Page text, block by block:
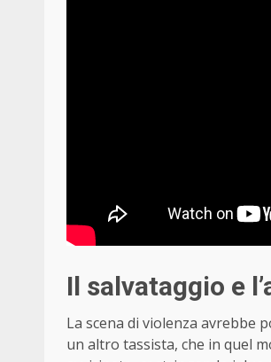
Il salvataggio e
La scena di violenza avrebbe
un altro tassista, che in quel